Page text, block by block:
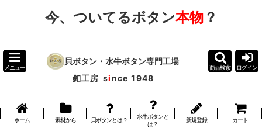
今、ついてるボタン本物？
メニュー
貝ボタン・水牛ボタン専門工場
釦工房 since 1948
商品検索 ログイン
ホーム 素材から 貝ボタンとは？
水牛ボタンと
は？
新規登録 カート